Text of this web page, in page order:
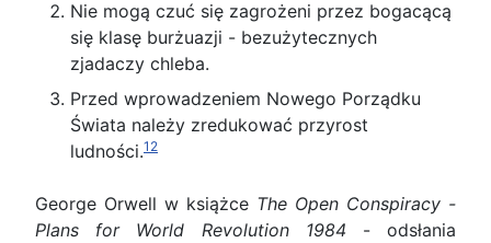
Nie mogą czuć się zagrożeni przez bogacącą
się klasę burżuazji - bezużytecznych
zjadaczy chleba.
Przed wprowadzeniem Nowego Porządku
Świata należy zredukować przyrost
ludności.12
George Orwell w książce The Open Conspiracy -
Plans for World Revolution 1984 - odsłania